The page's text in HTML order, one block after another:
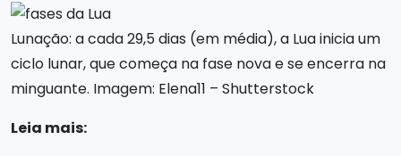
Lunação: a cada 29,5 dias (em média), a Lua inicia um
ciclo lunar, que começa na fase nova e se encerra na
minguante. Imagem: Elena11 – Shutterstock
Leia mais: